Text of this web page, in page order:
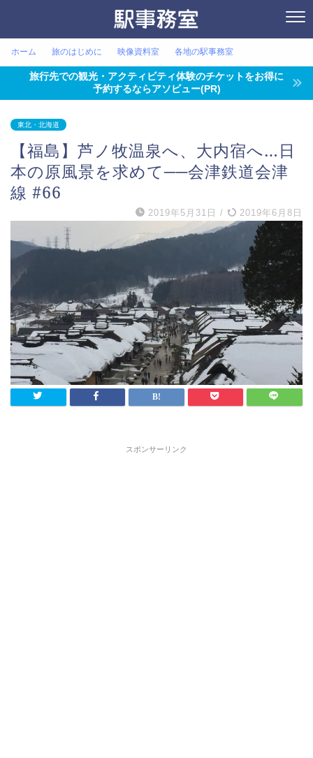
ホーム 旅のはじめに 映像資料室 各地の駅事務室
旅行先での観光・アクティビティ体験のチケットをお得に
予約するならアソビュー(PR)
東北・北海道
【福島】芦ノ牧温泉へ、大内宿へ…日
本の原風景を求めて──会津鉄道会津
線 #66
2019年5月31日 / 2019年6月8日
スポンサーリンク